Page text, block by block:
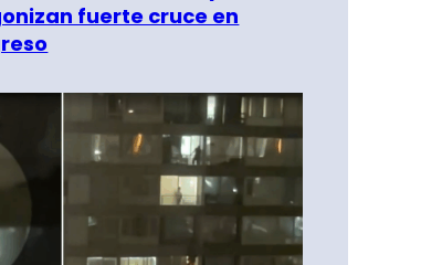
fuerte cruce en